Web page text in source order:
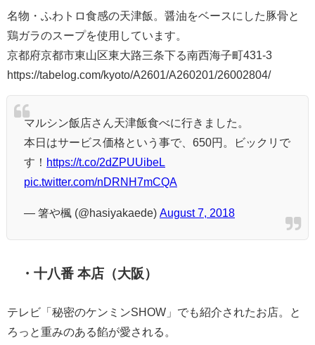
名物・ふわトロ食感の天津飯。醤油をベースにした豚骨と
鶏ガラのスープを使用しています。
京都府京都市東山区東大路三条下る南西海子町431-3
https://tabelog.com/kyoto/A2601/A260201/26002804/
マルシン飯店さん天津飯食べに行きました。
本日はサービス価格という事で、650円。ビックリで
す！ https://t.co/2dZPUUibeL
pic.twitter.com/nDRNH7mCQA
— 箸や楓 (@hasiyakaede) August 7, 2018
・十八番 本店（大阪）
テレビ「秘密のケンミンSHOW」でも紹介されたお店。と
ろっと重みのある餡が愛される。